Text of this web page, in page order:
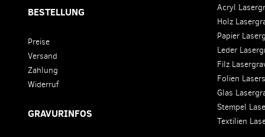
BESTELLUNG
Preise
Versand
Zahlung
Widerruf
GRAVURINFOS
Acryl
Holz
Papier
Leder
Filz
Folien
Glas
Stempel
Textilien